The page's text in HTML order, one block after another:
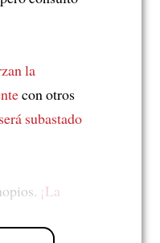
la
con otros
será subastado
¡La